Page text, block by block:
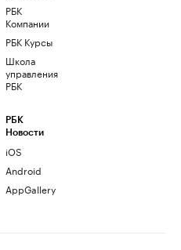
РБК
Компании
РБК Курсы
Школа
управления
РБК
РБК
Новости
iOS
Android
AppGallery